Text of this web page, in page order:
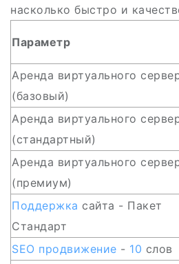
насколько быстро и
Параметр
Аренда виртуального
(базовый)
Аренда виртуального
(стандартный)
Аренда виртуального
(премиум)
Поддержка сайта - Пакет
Стандарт
SEO продвижение - 10 слов